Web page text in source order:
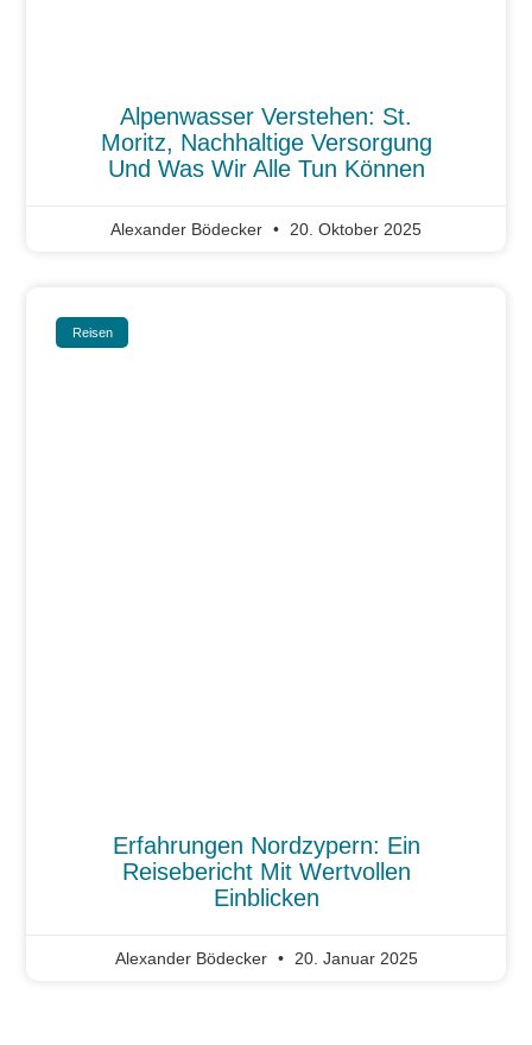
Alpenwasser Verstehen: St.
Moritz, Nachhaltige Versorgung
Und Was Wir Alle Tun Können
Alexander Bödecker 20. Oktober 2025
Reisen
Erfahrungen Nordzypern: Ein
Reisebericht Mit Wertvollen
Einblicken
Alexander Bödecker 20. Januar 2025